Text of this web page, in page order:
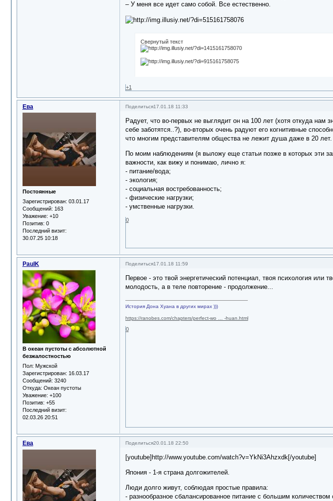
‒ У меня все идет само собой. Все естественно.
Свернутый текст
+1
Поделиться17.01.18 11:33
Ева
Постоянные
Зарегистрирован: 03.01.17
Сообщений: 163
Уважение: +10
Позитив: 0
Последний визит:
30.07.25 10:18
Радует, что во-первых не выглядит он на 100 лет (хотя откуда
себе заботятся..?), во-вторых очень радуют его когнитивные
что многим представителям общества не лежит душа даже в 20 лет.
По моим наблюдениям (я выложу еще статьи позже в которых эти
важности, как вижу и понимаю, лично я:
- питание/вода;
- экология;
- социальная востребованность;
- физические нагрузки;
- умственные нагрузки.
0
Поделиться17.01.18 11:59
PaulK
В океан пустоты с абсолютной
безжалостностью
Пол: Мужской
Зарегистрирован: 16.03.17
Сообщений: 3240
Откуда: Океан пустоты
Уважение: +100
Позитив: +55
Последний визит:
02.03.26 20:51
Первое - это твой энергетический потенциал, твоя психология
молодость, а в теле повторение - продолжение...
История Дона Хуана в других мирах )))
https://ranobes.com/chapters/perfect-wo … -huan.html
0
Поделиться20.01.18 22:50
Ева
[youtube]http://www.youtube.com/watch?v=YkNi3Ahzxdk[/youtube]
Япония - 1-я страна долгожителей.
Люди долго живут, соблюдая простые правила:
- разнообразное сбалансированное питание с большим